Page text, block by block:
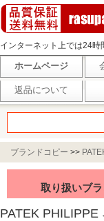
インターネット上では24時
ホームページ
返品について
ブランドコピー >>
取り扱いブ
PATEK PHILIPPE